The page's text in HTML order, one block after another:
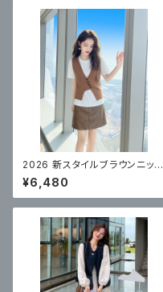
2026 新スタイルブラウンニット
ベストトップ フェイクレザース
カート
¥6,480